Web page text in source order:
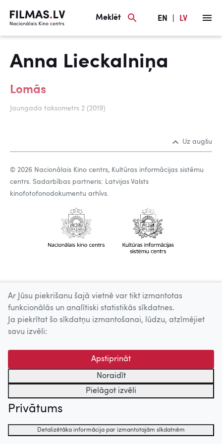
Meklēt EN LV
Anna Lieckalniņa
Lomās
Jaungada taksometrs 2 (2019)
Uz augšu
© 2026 Nacionālais Kino centrs, Kultūras informācijas sistēmu
centrs. Sadarbības partneris: Latvijas Valsts
kinofotofonodokumentu arhīvs.
Ar Jūsu piekrišanu šajā vietnē var tikt izmantotas
funkcionālās un analītiski statistikās sīkdatnes.
Ja piekrītat šo sīkdatņu izmantošanai, lūdzu, atzīmējiet
savu izvēli:
Apstiprināt
Noraidīt
Pielāgot izvēli
Privātums
Detalizētāka informācija par izmantotajām sīkdatnēm